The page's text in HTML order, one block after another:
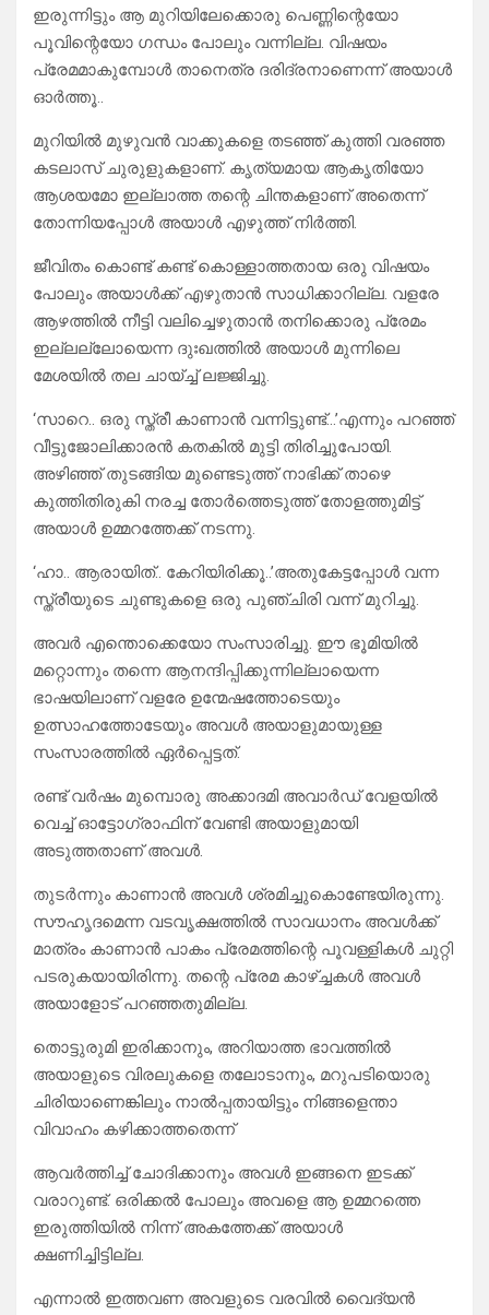
ഇരുന്നിട്ടും ആ മുറിയിലേക്കൊരു പെണ്ണിന്റെയോ
പൂവിന്റെയോ ഗന്ധം പോലും വന്നില്ല. വിഷയം
പ്രേമമാകുമ്പോൾ താനെത്ര ദരിദ്രനാണെന്ന് അയാൾ
ഓർത്തൂ..
മുറിയിൽ മുഴുവൻ വാക്കുകളെ തടഞ്ഞ് കുത്തി വരഞ്ഞ
കടലാസ് ചുരുളുകളാണ്. കൃത്യമായ ആകൃതിയോ
ആശയമോ ഇല്ലാത്ത തന്റെ ചിന്തകളാണ് അതെന്ന്
തോന്നിയപ്പോൾ അയാൾ എഴുത്ത് നിർത്തി.
ജീവിതം കൊണ്ട് കണ്ട് കൊള്ളാത്തതായ ഒരു വിഷയം
പോലും അയാൾക്ക് എഴുതാൻ സാധിക്കാറില്ല. വളരേ
ആഴത്തിൽ നീട്ടി വലിച്ചെഴുതാൻ തനിക്കൊരു പ്രേമം
ഇല്ലല്ലോയെന്ന ദുഃഖത്തിൽ അയാൾ മുന്നിലെ
മേശയിൽ തല ചായ്ച്ച് ലജ്ജിച്ചു.
‘സാറെ.. ഒരു സ്ത്രീ കാണാൻ വന്നിട്ടുണ്ട്…’എന്നും പറഞ്ഞ്
വീട്ടുജോലിക്കാരൻ കതകിൽ മുട്ടി തിരിച്ചുപോയി.
അഴിഞ്ഞ് തുടങ്ങിയ മുണ്ടെടുത്ത് നാഭിക്ക് താഴെ
കുത്തിതിരുകി നരച്ച തോർത്തെടുത്ത് തോളത്തുമിട്ട്
അയാൾ ഉമ്മറത്തേക്ക് നടന്നു.
‘ഹാ.. ആരായിത്.. കേറിയിരിക്കൂ..’അതുകേട്ടപ്പോൾ വന്ന
സ്ത്രീയുടെ ചുണ്ടുകളെ ഒരു പുഞ്ചിരി വന്ന് മുറിച്ചു.
അവർ എന്തൊക്കെയോ സംസാരിച്ചു. ഈ ഭൂമിയിൽ
മറ്റൊന്നും തന്നെ ആനന്ദിപ്പിക്കുന്നില്ലായെന്ന
ഭാഷയിലാണ് വളരേ ഉന്മേഷത്തോടെയും
ഉത്സാഹത്തോടേയും അവൾ അയാളുമായുള്ള
സംസാരത്തിൽ ഏർപ്പെട്ടത്.
രണ്ട് വർഷം മുമ്പൊരു അക്കാദമി അവാർഡ് വേളയിൽ
വെച്ച് ഓട്ടോഗ്രാഫിന് വേണ്ടി അയാളുമായി
അടുത്തതാണ് അവൾ.
തുടർന്നും കാണാൻ അവൾ ശ്രമിച്ചുകൊണ്ടേയിരുന്നു.
സൗഹൃദമെന്ന വടവൃക്ഷത്തിൽ സാവധാനം അവൾക്ക്
മാത്രം കാണാൻ പാകം പ്രേമത്തിന്റെ പൂവള്ളികൾ ചുറ്റി
പടരുകയായിരിന്നു. തന്റെ പ്രേമ കാഴ്ച്ചകൾ അവൾ
അയാളോട് പറഞ്ഞതുമില്ല.
തൊട്ടുരുമി ഇരിക്കാനും, അറിയാത്ത ഭാവത്തിൽ
അയാളുടെ വിരലുകളെ തലോടാനും, മറുപടിയൊരു
ചിരിയാണെങ്കിലും നാൽപ്പതായിട്ടും നിങ്ങളെന്താ
വിവാഹം കഴിക്കാത്തതെന്ന്
ആവർത്തിച്ച് ചോദിക്കാനും അവൾ ഇങ്ങനെ ഇടക്ക്
വരാറുണ്ട്. ഒരിക്കൽ പോലും അവളെ ആ ഉമ്മറത്തെ
ഇരുത്തിയിൽ നിന്ന് അകത്തേക്ക് അയാൾ
ക്ഷണിച്ചിട്ടില്ല.
എന്നാൽ ഇത്തവണ അവളുടെ വരവിൽ വൈദ്യൻ